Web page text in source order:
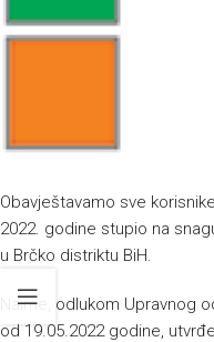
Obavještavamo sve
2022. godine stupio na
u Brčko distriktu BiH.
Naime, odlukom Upravnog
od 19.05.2022 godine,